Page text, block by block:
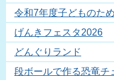
令和7年度子どものた
げんきフェスタ2026
どんぐりランド
段ボールで作る恐竜チ